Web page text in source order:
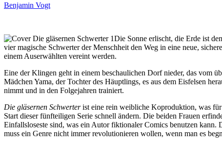
Benjamin Vogt
Die Sonne erlischt, die Erde ist
vier magische Schwerter der Menschheit den Weg in eine neue,
einem Auserwählten vereint werden.
Eine der Klingen geht in einem beschaulichen Dorf nieder, das vom
Mädchen Yama, der Tochter des Häuptlings, es aus dem Eisfelsen
nimmt und in den Folgejahren trainiert.
Die gläsernen Schwerterist eine rein weibliche Koproduktion, was für
Start dieser fünfteiligen Serie schnell ändern. Die beiden Frauen
Einfallsloseste sind, was ein Autor fiktionaler Comics benutzen
muss ein Genre nicht immer revolutionieren wollen, wenn man es